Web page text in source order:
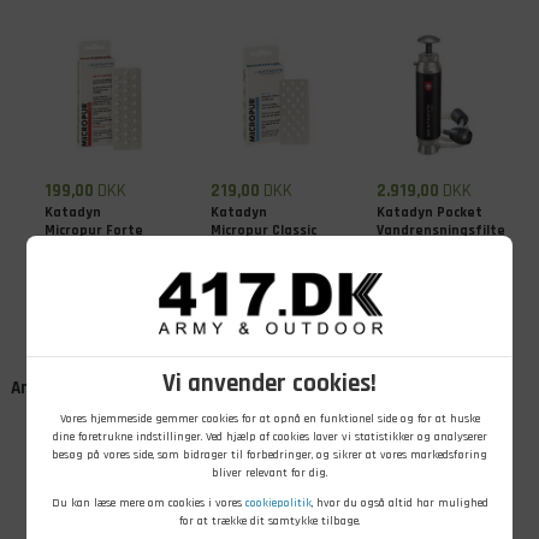
Vi anvender cookies!
Vores hjemmeside gemmer cookies for at opnå en funktionel side og for at huske
dine foretrukne indstillinger. Ved hjælp af cookies laver vi statistikker og analyserer
besøg på vores side, som bidrager til forbedringer, og sikrer at vores markedsføring
bliver relevant for dig.
Du kan læse mere om cookies i vores cookiepolitik, hvor du også altid har mulighed
for at trække dit samtykke tilbage.
199,00 DKK
Katadyn
Micropur Forte
219,00 DKK
Katadyn
Micropur Classic
På lager - Køb nu
2.919,00 DKK
Katadyn Pocket
Vandrensningsfilter
Andre kunder købte også